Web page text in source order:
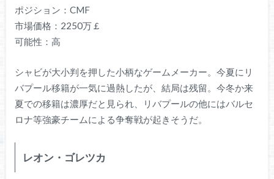
ポジション：CMF
市場価格：2250万￡
可能性：高
シャビが大小判を押した小柄なゲームメーカー。今夏にリ
バプール移籍が一気に過熱したが、結局は残留。今冬か来
夏での移籍は濃厚だと見られ、リバプールの他にはバルセ
ロナ等強豪チームによる争奪戦が起きそうだ。
レオン・ゴレツカ